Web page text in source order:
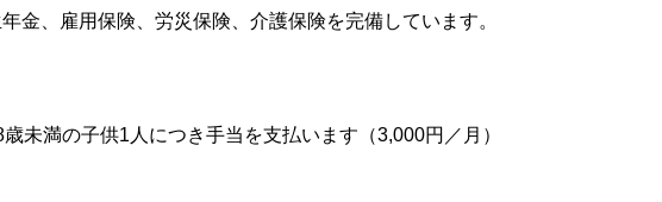
金、雇用保険、労災保険、介護保険を完備しています。
未満の子供1人につき手当を支払います（3,000円／月）